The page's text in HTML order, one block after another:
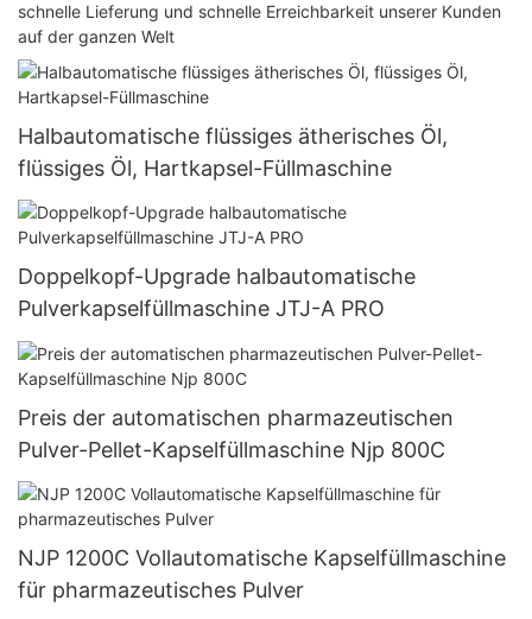
schnelle Lieferung und schnelle Erreichbarkeit unserer Kunden
auf der ganzen Welt
Halbautomatische flüssiges ätherisches Öl,
flüssiges Öl, Hartkapsel-Füllmaschine
Doppelkopf-Upgrade halbautomatische
Pulverkapselfüllmaschine JTJ-A PRO
Preis der automatischen pharmazeutischen
Pulver-Pellet-Kapselfüllmaschine Njp 800C
NJP 1200C Vollautomatische Kapselfüllmaschine
für pharmazeutisches Pulver